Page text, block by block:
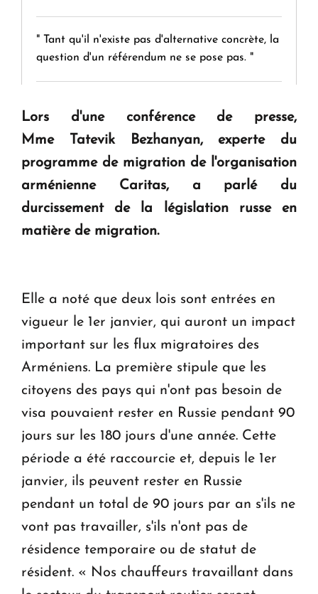
" Tant qu'il n'existe pas d'alternative concrète, la
question d'un référendum ne se pose pas. "
en Arménie
Le premier hôtel Hyatt Regency d'Arménie
ouvrira ses portes à Dilijan
Lors d'une conférence de presse,
Mme Tatevik Bezhanyan, experte du
programme de migration de l'organisation
arménienne Caritas, a parlé du
durcissement de la législation russe en
matière de migration.
Elle a noté que deux lois sont entrées en
vigueur le 1er janvier, qui auront un impact
important sur les flux migratoires des
Arméniens. La première stipule que les
citoyens des pays qui n'ont pas besoin de
visa pouvaient rester en Russie pendant 90
jours sur les 180 jours d'une année. Cette
période a été raccourcie et, depuis le 1er
janvier, ils peuvent rester en Russie
pendant un total de 90 jours par an s'ils ne
vont pas travailler, s'ils n'ont pas de
résidence temporaire ou de statut de
résident. « Nos chauffeurs travaillant dans